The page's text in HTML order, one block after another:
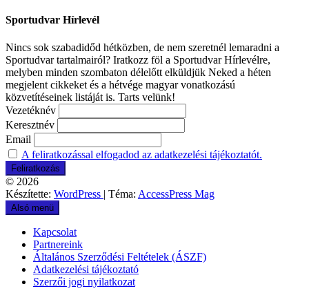
Sportudvar Hírlevél
Nincs sok szabadidőd hétközben, de nem szeretnél lemaradni a
Sportudvar tartalmairól? Iratkozz föl a Sportudvar Hírlevélre,
melyben minden szombaton délelőtt elküldjük Neked a héten
megjelent cikkeket és a hétvége magyar vonatkozású
közvetítéseinek listáját is. Tarts velünk!
Vezetéknév
Keresztnév
Email
A feliratkozással elfogadod az adatkezelési tájékoztatót.
© 2026
Készítette: WordPress | Téma: AccessPress Mag
Alsó menü
Kapcsolat
Partnereink
Általános Szerződési Feltételek (ÁSZF)
Adatkezelési tájékoztató
Szerzői jogi nyilatkozat